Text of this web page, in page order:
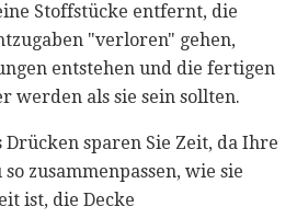
Stoffstücke entfernt, die
"verloren" gehen,
entstehen und die fertigen
werden als sie sein sollten.
sparen Sie Zeit, da Ihre
zusammenpassen, wie sie
ist, die Decke